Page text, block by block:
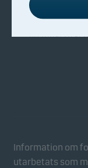
Information om
utarbetats som
Nödvändiga
att fungera
funktioner
inställningar